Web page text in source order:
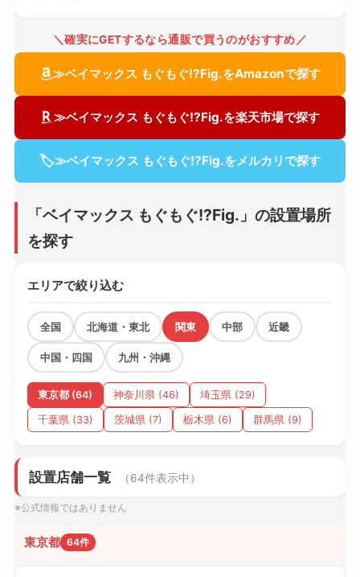
＼確実にGETするなら通販で買うのがおすすめ／
≫ベイマックス もぐもぐ!?Fig.をAmazonで探す
≫ベイマックス もぐもぐ!?Fig.を楽天市場で探す
🏷≫ベイマックス もぐもぐ!?Fig.をメルカリで探す
「ベイマックス もぐもぐ!?Fig.」の設置場所
を探す
エリアで絞り込む
全国 北海道・東北 関東 中部 近畿
中国・四国 九州・沖縄
東京都 (64) 神奈川県 (46) 埼玉県 (29)
千葉県 (33) 茨城県 (7) 栃木県 (6) 群馬県 (9)
設置店舗一覧 （64件表示中）
※公式情報ではありません
東京都 64件